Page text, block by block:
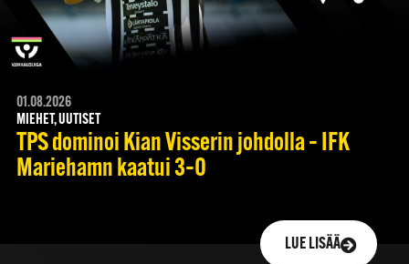
01.08.2026
MIEHET, UUTISET
TPS dominoi Kian Visserin johdolla – IFK
Mariehamn kaatui 3–0
LUE LISÄÄ